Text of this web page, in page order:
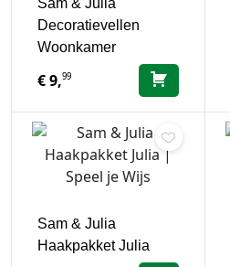
Sam & Julia
Decoratievellen
Woonkamer
€9,99
Sam & Julia
Haakpakket Julia